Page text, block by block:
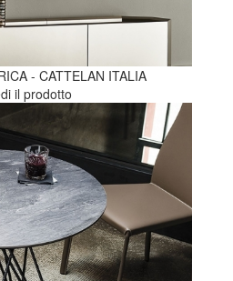
- CATTELAN ITALIA
il prodotto